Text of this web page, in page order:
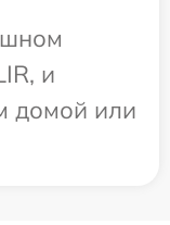
и
домой или